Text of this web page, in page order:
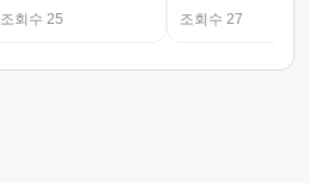
조회수 25
조회수 27